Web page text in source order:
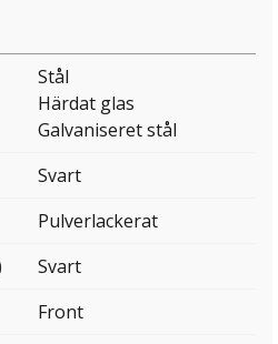
Stål
Härdat glas
Galvaniseret stål
Svart
Pulverlackerat
Svart
Front